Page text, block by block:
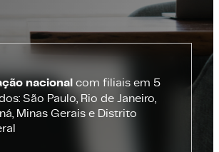
nacionalcom filiais em 5
São Paulo, Rio de Janeiro,
Minas Gerais e Distrito